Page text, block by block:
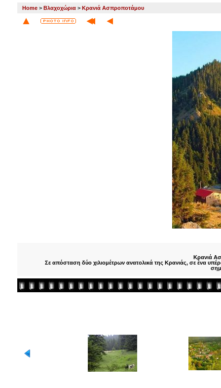
Home > Βλαχοχώρια > Κρανιά Ασπροποτάμου
Κρανιά
Σε απόσταση δύο χιλιομέτρων ανατολικά της Κρανιάς, σε ένα